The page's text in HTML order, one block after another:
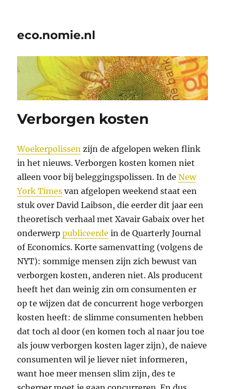
eco.nomie.nl
Verborgen kosten
Woekerpolissen zijn de afgelopen weken flink
in het nieuws. Verborgen kosten komen niet
alleen voor bij beleggingspolissen. In deNew
York Times van afgelopen weekend staat een
stuk over David Laibson, die eerder dit jaar een
theoretisch verhaal met Xavair Gabaix over het
onderwerppubliceerde in de Quarterly Journal
of Economics. Korte samenvatting (volgens de
NYT): sommige mensen zijn zich bewust van
verborgen kosten, anderen niet. Als producent
heeft het dan weinig zin om consumenten er
op te wijzen dat de concurrent hoge verborgen
kosten heeft: de slimme consumenten hebben
dat toch al door (en komen toch al naar jou toe
als jouw verborgen kosten lager zijn), de naieve
consumenten wil je liever niet informeren,
want hoe meer mensen slim zijn, des te